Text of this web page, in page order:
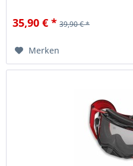
35,90 € * 39,90 € *
Merken